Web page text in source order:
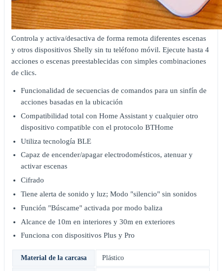
Controla y activa/desactiva de forma remota diferentes escenas
y otros dispositivos Shelly sin tu teléfono móvil. Ejecute hasta 4
acciones o escenas preestablecidas con simples combinaciones
de clics.
Funcionalidad de secuencias de comandos para un sinfín de
acciones basadas en la ubicación
Compatibilidad total con Home Assistant y cualquier otro
dispositivo compatible con el protocolo BTHome
Utiliza tecnología BLE
Capaz de encender/apagar electrodomésticos, atenuar y
activar escenas
Cifrado
Tiene alerta de sonido y luz; Modo "silencio" sin sonidos
Función "Búscame" activada por modo baliza
Alcance de 10m en interiores y 30m en exteriores
Funciona con dispositivos Plus y Pro
Material de la carcasa Plástico